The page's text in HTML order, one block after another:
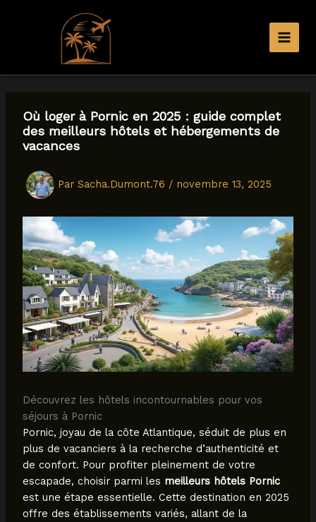
Aller
contenuOù loger à Pornic en 2025 : guide complet
des meilleurs hôtels et hébergements de
vacances
Par Sacha.Dumont.76 / novembre 13, 2025
Découvrez les hôtels incontournables pour vos
séjours à Pornic
Pornic, joyau de la côte Atlantique, séduit de plus en
plus de vacanciers à la recherche d’authenticité et
de confort. Pour profiter pleinement de votre
escapade, choisir parmi les meilleurs hôtels Pornic
est une étape essentielle. Cette destination en 2025
offre des établissements variés, allant de la